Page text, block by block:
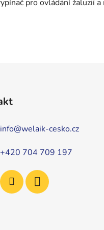
pro ovládání žaluzií
info@welaik-cesko.cz
+420 704 709 197